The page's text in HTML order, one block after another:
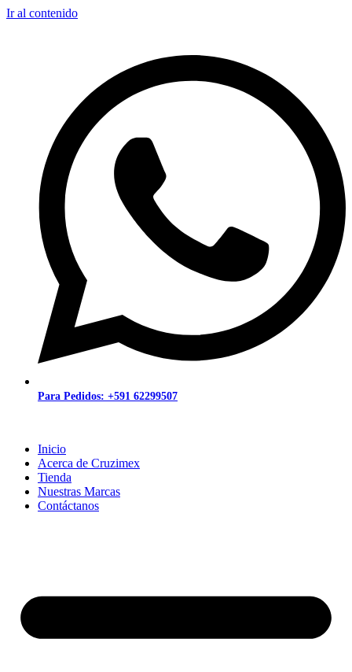
Ir al contenido
Para Pedidos: +591 62299507
Inicio
Acerca de Cruzimex
Tienda
Nuestras Marcas
Contáctanos